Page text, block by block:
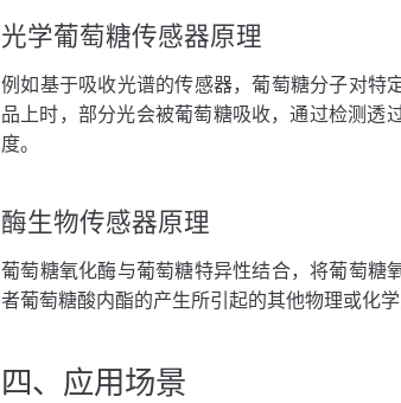
光学葡萄糖传感器原理
例如基于吸收光谱的传感器，葡萄糖分子对特
品上时，部分光会被葡萄糖吸收，通过检测
度。
酶生物传感器原理
葡萄糖氧化酶与葡萄糖特异性结合，将葡萄糖
者葡萄糖酸内酯的产生所引起的其他物理或化
四、应用场景